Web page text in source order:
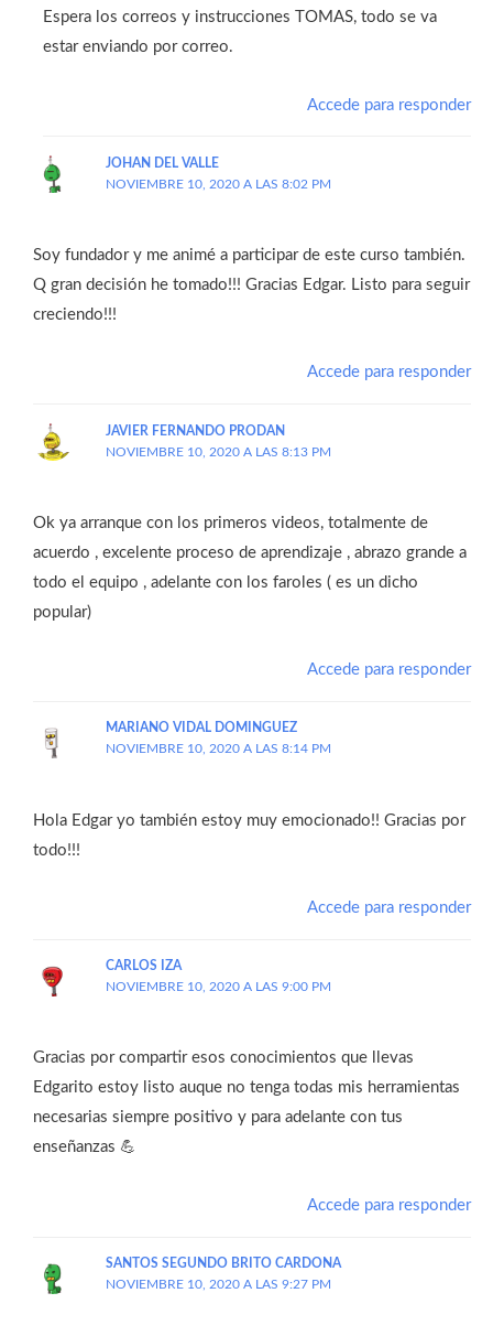
Espera los correos y instrucciones TOMAS, todo se va
estar enviando por correo.
Accede para responder
JOHAN DEL VALLE
NOVIEMBRE 10, 2020 A LAS 8:02 PM
Soy fundador y me animé a participar de este curso también.
Q gran decisión he tomado!!! Gracias Edgar. Listo para seguir
creciendo!!!
Accede para responder
JAVIER FERNANDO PRODAN
NOVIEMBRE 10, 2020 A LAS 8:13 PM
Ok ya arranque con los primeros videos, totalmente de
acuerdo , excelente proceso de aprendizaje , abrazo grande a
todo el equipo , adelante con los faroles ( es un dicho
popular)
Accede para responder
MARIANO VIDAL DOMINGUEZ
NOVIEMBRE 10, 2020 A LAS 8:14 PM
Hola Edgar yo también estoy muy emocionado!! Gracias por
todo!!!
Accede para responder
CARLOS IZA
NOVIEMBRE 10, 2020 A LAS 9:00 PM
Gracias por compartir esos conocimientos que llevas
Edgarito estoy listo auque no tenga todas mis herramientas
necesarias siempre positivo y para adelante con tus
enseñanzas 💪
Accede para responder
SANTOS SEGUNDO BRITO CARDONA
NOVIEMBRE 10, 2020 A LAS 9:27 PM